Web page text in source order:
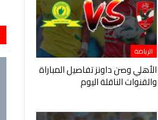
الرياضة
الأهلي وصن داونز تفاصيل المباراة
والقنوات الناقلة اليوم